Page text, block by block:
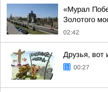
«Мурал
Золотого
02:42
Друзья, вот
00:27